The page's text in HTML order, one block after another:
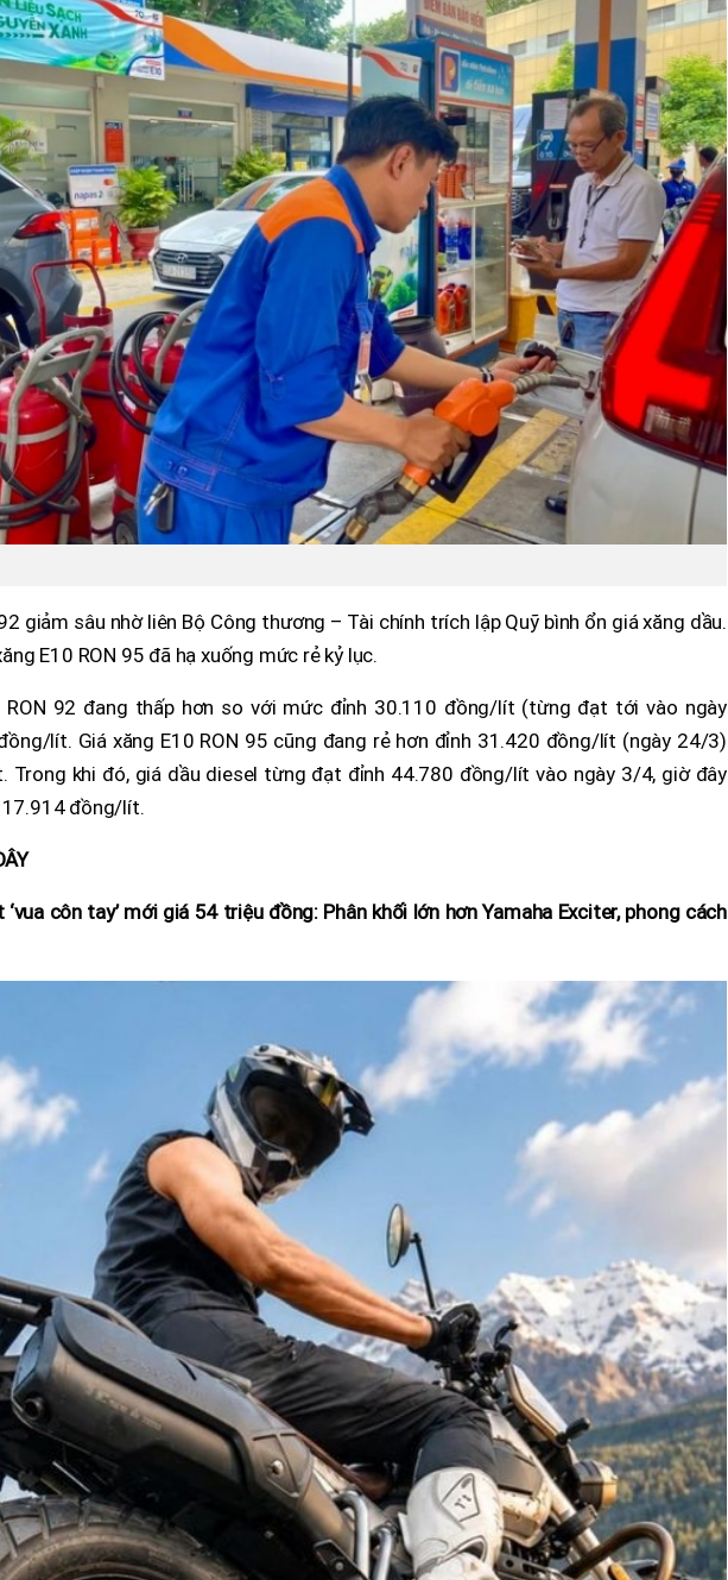
giảm sâu nhờ liên Bộ Công thương – Tài chính trích lập Quỹ bình ổn giá xăng dầu.
E10 RON 95 đã hạ xuống mức rẻ kỷ lục.
RON 92 đang thấp hơn so với mức đỉnh 30.110 đồng/lít (từng đạt tới vào ngày
lít. Giá xăng E10 RON 95 cũng đang rẻ hơn đỉnh 31.420 đồng/lít (ngày 24/3)
Trong khi đó, giá dầu diesel từng đạt đỉnh 44.780 đồng/lít vào ngày 3/4, giờ đây
đồng/lít.
côn tay’ mới giá 54 triệu đồng: Phân khối lớn hơn Yamaha Exciter, phong cách